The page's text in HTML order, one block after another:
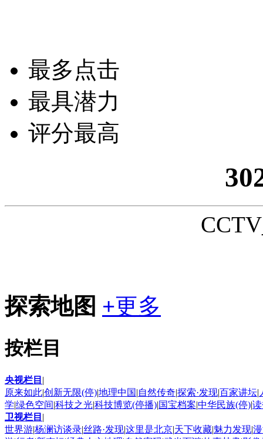
最多点击
最具潜力
评分最高
探索地图 +更多
按栏目
央视栏目 |
原来如此|创新无限(停)|地理中国|自然传奇|探索·发现|百家讲坛|
学|绿色空间|科技之光|科技博览(停播)|国宝档案|中华民族(停)|
卫视栏目 |
世界游|杨澜访谈录|丝路·发现|这里是北京|天下收藏|魅力发现|